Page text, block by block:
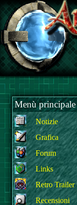
Menù principale
Notizie
Grafica
Forum
Links
Retro Trailer
Recensioni